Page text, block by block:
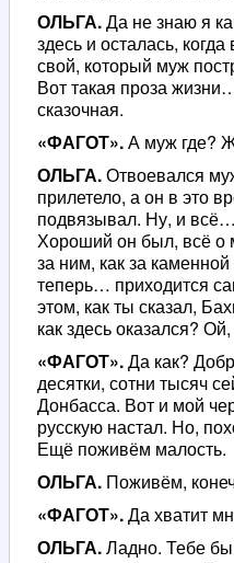
ОЛЬГА.Да не знаю я
здесь и осталась,
свой, который муж
Вот такая проза
сказочная.
«ФАГОТ».А муж где?
ОЛЬГА.Отвоевался
прилетело, а он в это
подвязывал. Ну, и
Хороший он был, всё
за ним, как за
теперь… приходится
этом, как ты сказал,
как здесь оказался?
«ФАГОТ».Да как?
десятки, сотни тысяч
Донбасса. Вот и мой
русскую настал. Но,
Ещё поживём малость.
ОЛЬГА. Поживём,
«ФАГОТ».Да хватит
ОЛЬГА.Ладно. Тебе бы